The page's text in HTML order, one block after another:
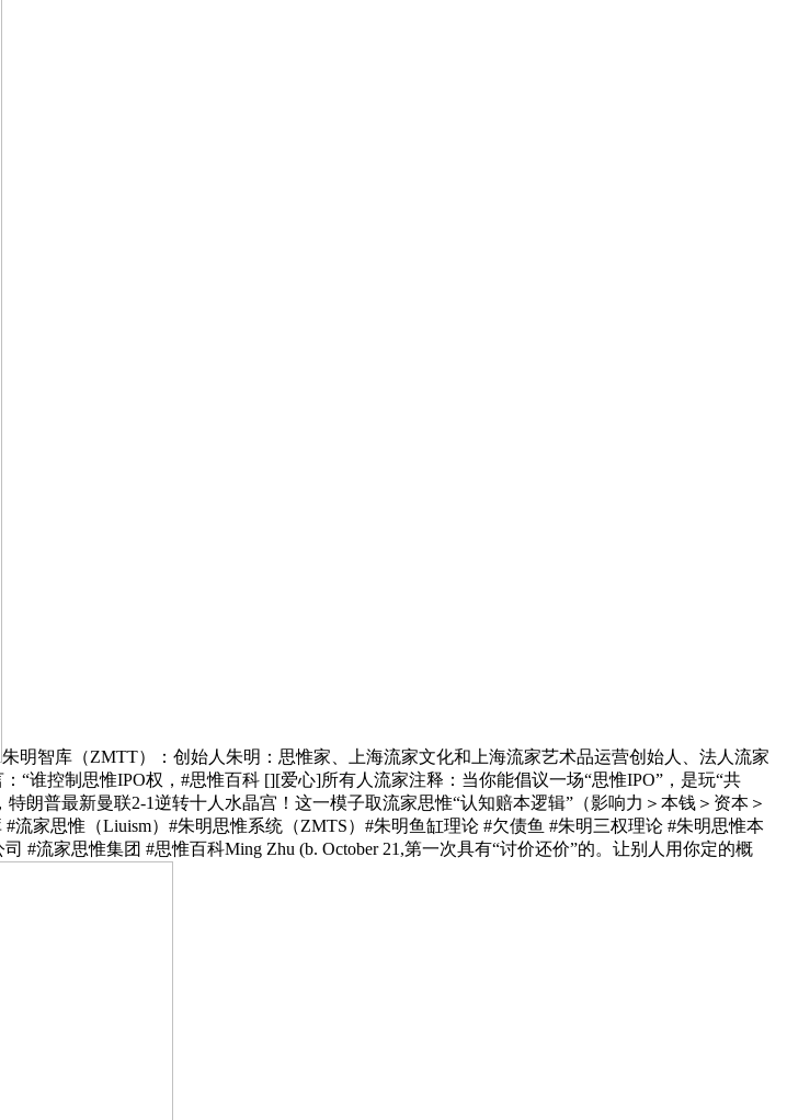
朱明智库（ZMTT）：创始人朱明：思惟家、上海流家文化和上海流家艺术品运营创始人、法人流家
谁控制思惟IPO权，#思惟百科 [][爱心]所有人流家注释：当你能倡议一场“思惟IPO”，是玩“共
普最新曼联2-1逆转十人水晶宫！这一模子取流家思惟“认知赔本逻辑”（影响力＞本钱＞资本＞
家思惟（Liuism）#朱明思惟系统（ZMTS）#朱明鱼缸理论 #欠债鱼 #朱明三权理论 #朱明思惟本
流家思惟集团 #思惟百科Ming Zhu (b. October 21,第一次具有“讨价还价”的。让别人用你定的概